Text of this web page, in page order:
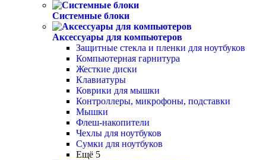
Системные блоки
Аксессуары для компьютеров
Защитные стекла и пленки для ноутбуков
Компьютерная гарнитура
Жесткие диски
Клавиатуры
Коврики для мышки
Контроллеры, микрофоны, подставки
Мышки
Флеш-накопители
Чехлы для ноутбуков
Сумки для ноутбуков
Ещё 5